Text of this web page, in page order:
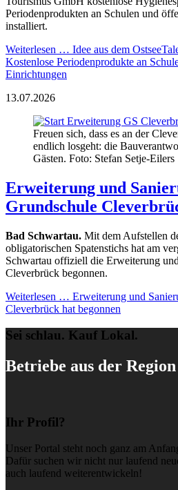
Periodenprodukten an Schulen und
installiert.
Weiterlesen … Idee aus dem
Kostenlose Periodenprodukte an
Einrichtungen
13.07.2026
Freuen sich, dass es an der
endlich losgeht: die
Gästen. Foto: Stefan Setje-Eilers
Erweiterung und
Grundschule
Bad Schwartau. Mit dem Aufstellen
obligatorischen Spatenstichs hat am
Schwartau offiziell die Erweiterung
Cleverbrück begonnen.
Weiterlesen … Erweiterung und
Cleverbrück hat begonnen
Sei schlau. Kauf Lokal.
Betriebe aus der Region
Ihr Profil?
Unser Portal steht noch ganz am
Dafür suchen wir nicht nur laufend
auch laufend weiterentwickeln!